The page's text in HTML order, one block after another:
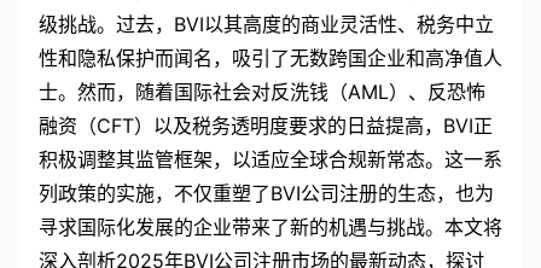
注册地之一，其公司注册市场正面临前所未有的合规升
级挑战。过去，BVI以其高度的商业灵活性、税务中立
性和隐私保护而闻名，吸引了无数跨国企业和高净值人
士。然而，随着国际社会对反洗钱（AML）、反恐怖
融资（CFT）以及税务透明度要求的日益提高，BVI正
积极调整其监管框架，以适应全球合规新常态。这一系
列政策的实施，不仅重塑了BVI公司注册的生态，也为
寻求国际化发展的企业带来了新的机遇与挑战。本文将